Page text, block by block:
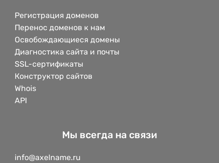
Регистрация доменов
Перенос доменов к нам
Освобождающиеся домены
Диагностика сайта и почты
SSL-сертификаты
Конструктор сайтов
Whois
API
Мы всегда на связи
info@axelname.ru